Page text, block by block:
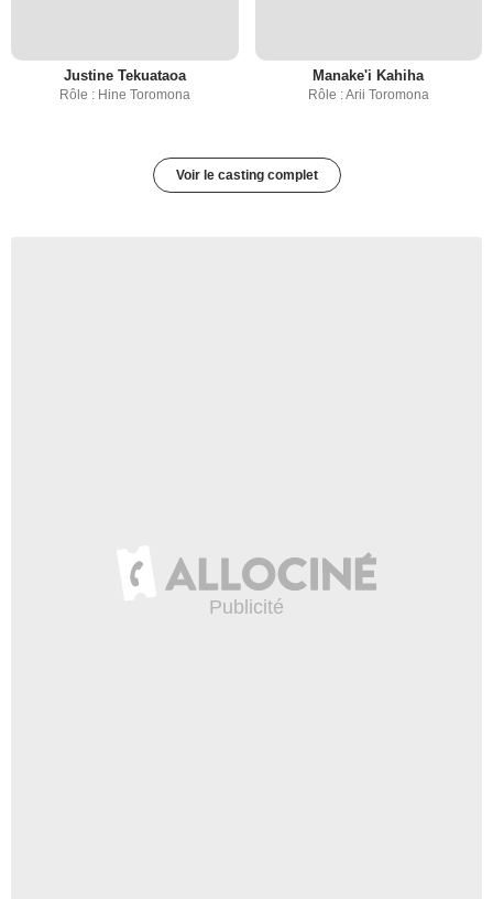
Justine Tekuataoa
Rôle : Hine Toromona
Manake'i Kahiha
Rôle : Arii Toromona
Voir le casting complet